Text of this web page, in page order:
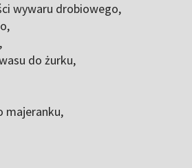
wywaru drobiowego,
do żurku,
majeranku,